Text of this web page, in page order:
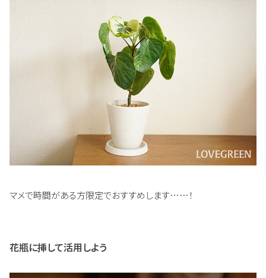
マメで時間がある方限定でおすすめします……！
花瓶に挿して活用しよう